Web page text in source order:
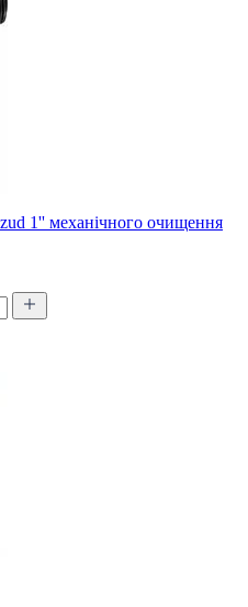
1'' механічного очищення